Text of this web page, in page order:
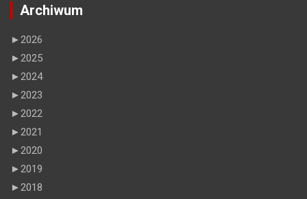
Archiwum
►2026
►2025
►2024
►2023
►2022
►2021
►2020
►2019
►2018